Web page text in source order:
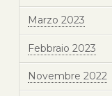
Marzo 2023
Febbraio 2023
Novembre 2022